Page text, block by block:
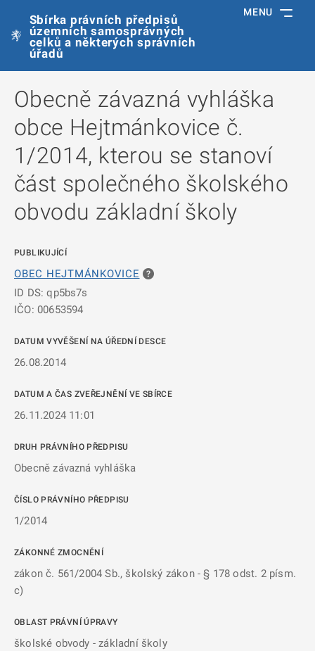
Sbírka právních předpisů
územních samosprávných
celků a některých správních
úřadů
MENU
Obecně závazná vyhláška
obce Hejtmánkovice č.
1/2014, kterou se stanoví
část společného školského
obvodu základní školy
PUBLIKUJÍCÍ
OBEC HEJTMÁNKOVICE
ID DS: qp5bs7s
IČO: 00653594
DATUM VYVĚŠENÍ NA ÚŘEDNÍ DESCE
26.08.2014
DATUM A ČAS ZVEŘEJNĚNÍ VE SBÍRCE
26.11.2024 11:01
DRUH PRÁVNÍHO PŘEDPISU
Obecně závazná vyhláška
ČÍSLO PRÁVNÍHO PŘEDPISU
1/2014
ZÁKONNÉ ZMOCNĚNÍ
zákon č. 561/2004 Sb., školský zákon - § 178 odst. 2 písm.
c)
OBLAST PRÁVNÍ ÚPRAVY
školské obvody - základní školy